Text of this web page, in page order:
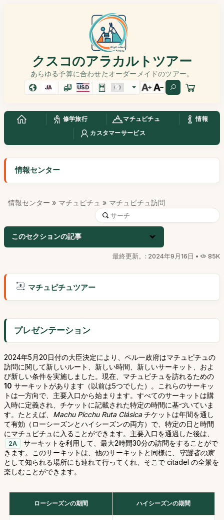
クスコのアラカルトツアー
あらゆる予算に合わせたオーダーメイドのツアー。
JA USD
修学旅行 マチュピチュ
情報
カスタマーサービス
情報センター
情報センター » マチュピチュ » マチュピチュ訪問
このセクションの記事
最終更新。: 2024年9月16日 • 85K
マチュピチュツアー
プレゼンテーション
2024年5月20日付の大臣決定により、ペルー政府はマチュピチュの
訪問に関して新しいルート、新しい時間、新しいサーキット、およ
び新しい条件を実施しました。現在、マチュピチュを訪れるための
10 サーキットがあります（以前は5つでした）。これらのサーキッ
トは一方向で、主要入口から始まります。すべてのサーキットは購
入時に定義され、チケットに記載された特定の時間に基づいていま
す。たとえば、 Machu Picchu Ruta Clásicaチケットは年間を通し
て有効（ローシーズンとハイシーズンの両方）で、特定の日と時間
にマチュピチュに入ることができます。主要入口を通過した後は、
2A
サーキットを利用して、最大2時間30分の訪問をすることがで
きます。このサーキットは、他のサーキットと同様に、
守護者の家
として知られる場所にも連れて行ってくれ、そこで citadel の全景を
楽しむことができます。
ローシーズンの期間 ハイシーズンの期間